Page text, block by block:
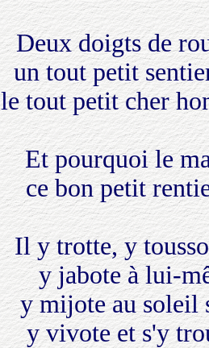
Deux doigts de
un tout petit
le tout petit cher
Et pourquoi le
ce bon petit
Il y trotte, y
y jabote à lui-
y mijote au soleil
y vivote et s'y